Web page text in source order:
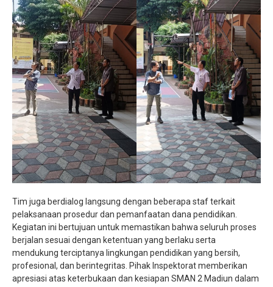
Tim juga berdialog langsung dengan beberapa staf terkait
pelaksanaan prosedur dan pemanfaatan dana pendidikan.
Kegiatan ini bertujuan untuk memastikan bahwa seluruh proses
berjalan sesuai dengan ketentuan yang berlaku serta
mendukung terciptanya lingkungan pendidikan yang bersih,
profesional, dan berintegritas. Pihak Inspektorat memberikan
apresiasi atas keterbukaan dan kesiapan SMAN 2 Madiun dalam